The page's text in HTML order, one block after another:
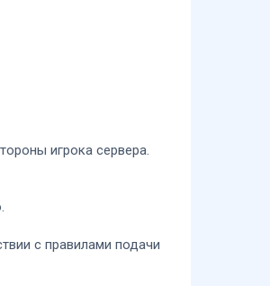
игрока сервера.
с правилами подачи